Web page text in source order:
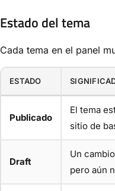
Estado del tema
Cada tema en el panel
ESTADO
Publicado
El tema
sitio de
Draft
Un
pero aún